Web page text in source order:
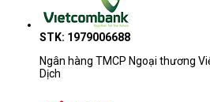
STK: 1979006688
Ngân hàng TMCP Ngoại thương
Dịch